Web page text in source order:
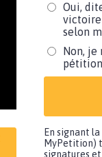
Oui,
victoire
selon
Non,
En signant
MyPetition)
signatures et